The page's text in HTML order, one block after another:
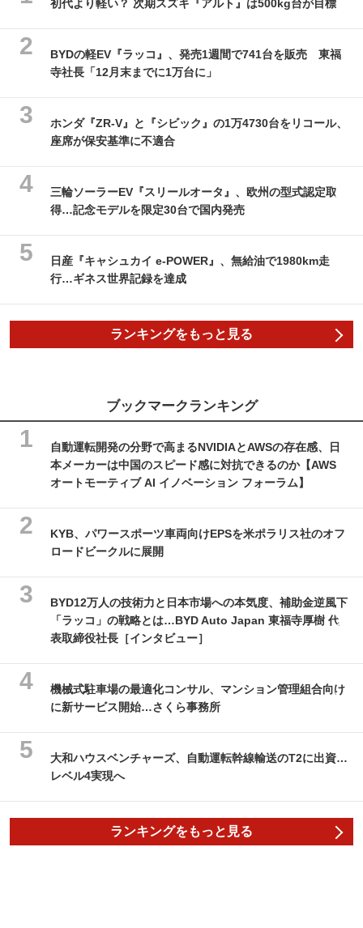
初代より軽い？ 次期スズキ『アルト』は500kg台が目標
BYDの軽EV『ラッコ』、発売1週間で741台を販売 東福
寺社長「12月末までに1万台に」
ホンダ『ZR-V』と『シビック』の1万4730台をリコール、
座席が保安基準に不適合
三輪ソーラーEV『スリールオータ』、欧州の型式認定取
得…記念モデルを限定30台で国内発売
日産『キャシュカイ e-POWER』、無給油で1980km走
行…ギネス世界記録を達成
ランキングをもっと見る
ブックマークランキング
自動運転開発の分野で高まるNVIDIAとAWSの存在感、日
本メーカーは中国のスピード感に対抗できるのか【AWS
オートモーティブ AI イノベーション フォーラム】
KYB、パワースポーツ車両向けEPSを米ポラリス社のオフ
ロードビークルに展開
BYD12万人の技術力と日本市場への本気度、補助金逆風下
「ラッコ」の戦略とは…BYD Auto Japan 東福寺厚樹 代
表取締役社長［インタビュー］
機械式駐車場の最適化コンサル、マンション管理組合向け
に新サービス開始…さくら事務所
大和ハウスベンチャーズ、自動運転幹線輸送のT2に出資…
レベル4実現へ
ランキングをもっと見る